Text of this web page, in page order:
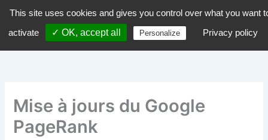
contenu
dZiGue
Mise à jours du Google
PageRank
This site uses cookies and gives you control over what you want
activate
✓ OK, accept all Personalize Privacy policy